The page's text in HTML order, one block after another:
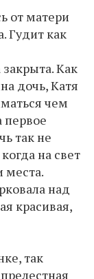
от матери
Гудит как
Как
дочь, Катя
чем
первое
так не
на свет
места.
над
красивая,
так